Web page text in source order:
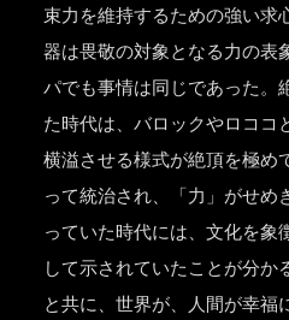
束力を維持するための強い求
器は畏敬の対象となる力の表
パでも事情は同じであった。
た時代は、バロックやロココ
横溢させる様式が絶頂を極め
って統治され、「力」がせめ
っていた時代には、文化を象
して示されていたことが分
と共に、世界が、人間が幸福